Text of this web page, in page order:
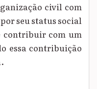
civil com
seu status social
contribuir com um
essa contribuição